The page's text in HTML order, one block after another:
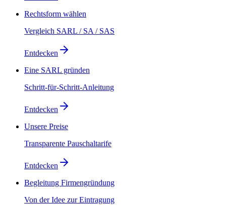
Rechtsform wählen
Vergleich SARL / SA / SAS
Entdecken
Eine SARL gründen
Schritt-für-Schritt-Anleitung
Entdecken
Unsere Preise
Transparente Pauschaltarife
Entdecken
Begleitung Firmengründung
Von der Idee zur Eintragung